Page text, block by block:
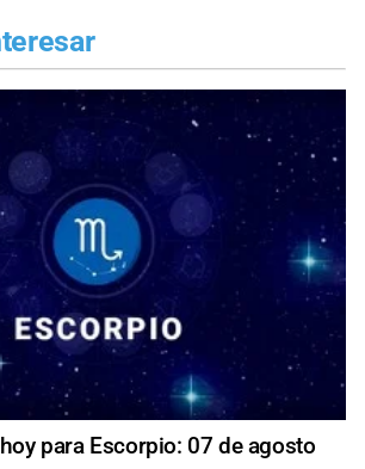
para Escorpio: 07 de agosto